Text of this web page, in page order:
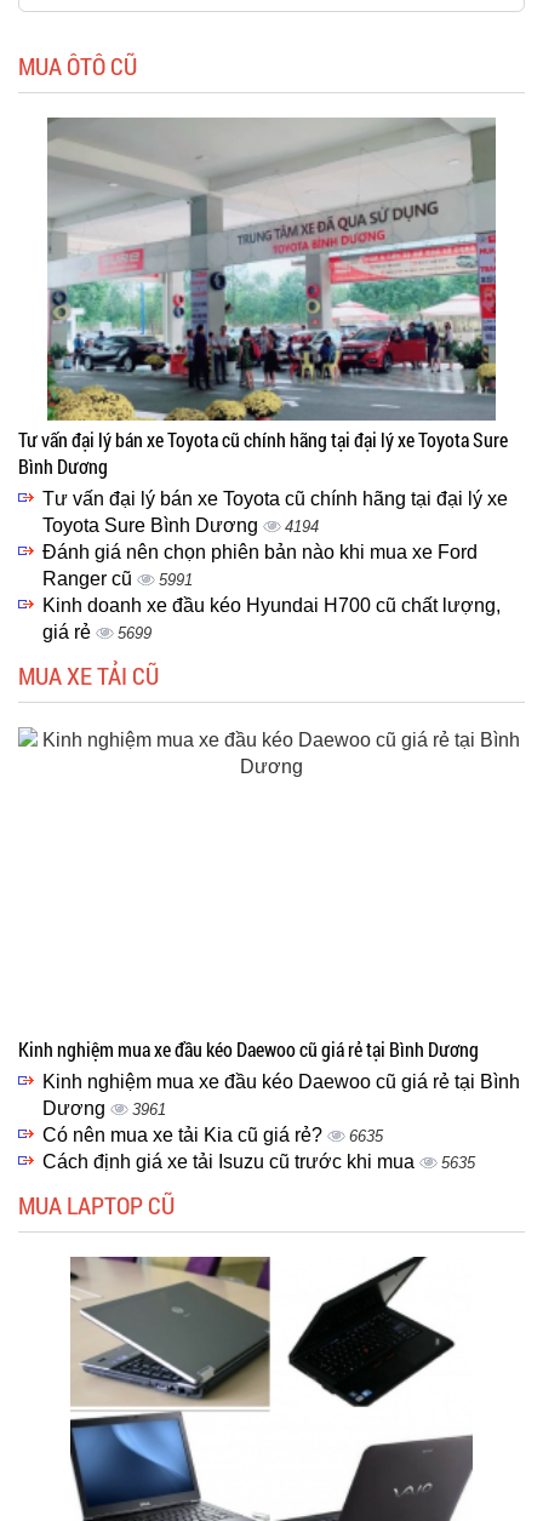
MUA ÔTÔ CŨ
Tư vấn đại lý bán xe Toyota cũ chính hãng tại đại lý xe Toyota Sure
Bình Dương
Tư vấn đại lý bán xe Toyota cũ chính hãng tại đại lý xe
Toyota Sure Bình Dương
4194
Đánh giá nên chọn phiên bản nào khi mua xe Ford
Ranger cũ
5991
Kinh doanh xe đầu kéo Hyundai H700 cũ chất lượng,
giá rẻ
5699
MUA XE TẢI CŨ
Kinh nghiệm mua xe đầu kéo Daewoo cũ giá rẻ tại Bình Dương
Kinh nghiệm mua xe đầu kéo Daewoo cũ giá rẻ tại Bình
Dương
3961
Có nên mua xe tải Kia cũ giá rẻ? 6635
Cách định giá xe tải Isuzu cũ trước khi mua 5635
MUA LAPTOP CŨ